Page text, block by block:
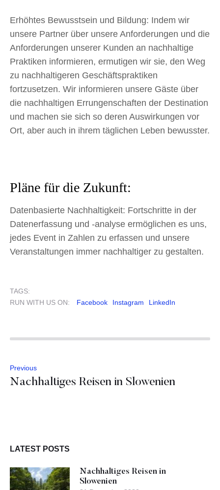
Erhöhtes Bewusstsein und Bildung: Indem wir
unsere Partner über unsere Anforderungen und die
Anforderungen unserer Kunden an nachhaltige
Praktiken informieren, ermutigen wir sie, den Weg
zu nachhaltigeren Geschäftspraktiken
fortzusetzen. Wir informieren unsere Gäste über
die nachhaltigen Errungenschaften der Destination
und machen sie sich so deren Auswirkungen vor
Ort, aber auch in ihrem täglichen Leben bewusster.
Pläne für die Zukunft:
Datenbasierte Nachhaltigkeit: Fortschritte in der
Datenerfassung und -analyse ermöglichen es uns,
jedes Event in Zahlen zu erfassen und unsere
Veranstaltungen immer nachhaltiger zu gestalten.
TAGS:
RUN WITH US ON:
Facebook Instagram LinkedIn
Previous
Nachhaltiges Reisen in Slowenien
LATEST POSTS
Nachhaltiges Reisen in
Slowenien